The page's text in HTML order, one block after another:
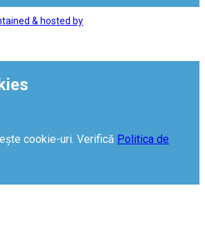
& hosted by
cookie-uri. Verifică Politica de